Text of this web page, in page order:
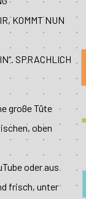
KOMMT NUN
SPRACHLICH
große Tüte
oben
oder aus
frisch, unter